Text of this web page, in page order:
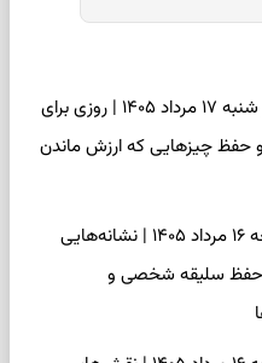
فال سرنوشت امروز شنبه ۱۷ مرداد ۱۴۰۵ | روزی برای
حفظ چیزهایی که ارزش ماندن
فال اسم امروز جمعه ۱۶ مرداد ۱۴۰۵ | نشانه‌هایی
حفظ سلیقه شخصی و